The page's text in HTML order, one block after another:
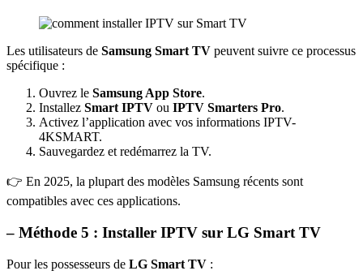
Les utilisateurs de Samsung Smart TV peuvent suivre ce processus
spécifique :
Ouvrez le Samsung App Store.
Installez Smart IPTV ou IPTV Smarters Pro.
Activez l’application avec vos informations IPTV-
4KSMART.
Sauvegardez et redémarrez la TV.
👉 En 2025, la plupart des modèles Samsung récents sont
compatibles avec ces applications.
– Méthode 5 : Installer IPTV sur LG Smart TV
Pour les possesseurs de LG Smart TV :